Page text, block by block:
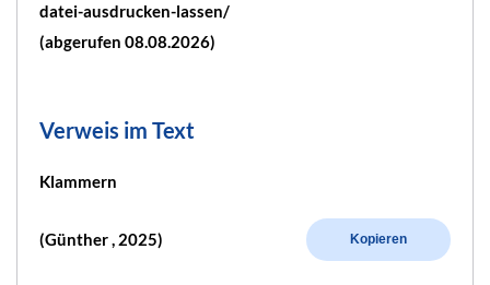
datei-ausdrucken-lassen/
(abgerufen 08.08.2026)
Verweis im Text
Klammern
(Günther , 2025) Kopieren